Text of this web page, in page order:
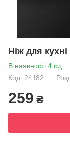
Ніж для
В наявності 4 од.
Код: 24182
259 ₴